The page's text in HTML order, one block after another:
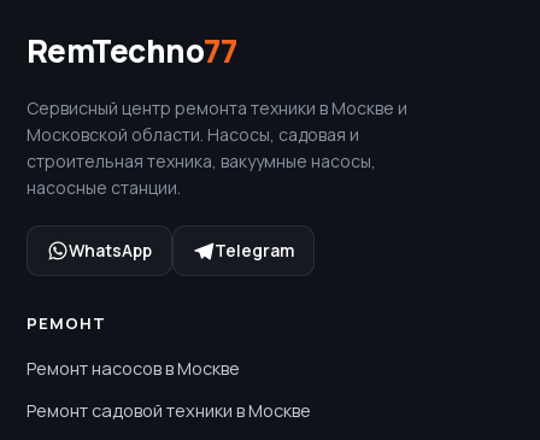
RemTechno77
Сервисный центр ремонта техники в Москве и
Московской области. Насосы, садовая и
строительная техника, вакуумные насосы,
насосные станции.
WhatsApp Telegram
РЕМОНТ
Ремонт насосов в Москве
Ремонт садовой техники в Москве